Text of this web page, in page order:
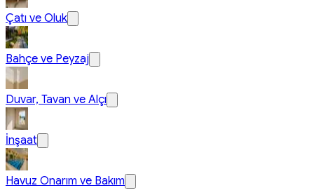
Çatı ve Oluk
Bahçe ve Peyzaj
Duvar, Tavan ve Alçı
İnşaat
Havuz Onarım ve Bakım